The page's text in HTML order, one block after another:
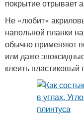
покрытие отрывает
Не «любит»
напольной планки
обычно применяют
или даже
клеить